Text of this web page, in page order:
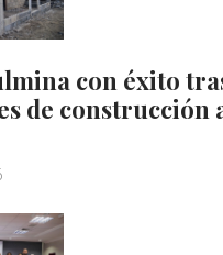
con éxito
de construcción